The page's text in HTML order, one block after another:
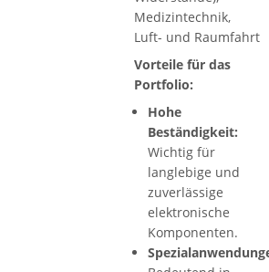
Medizintechnik,
Luft- und Raumfahrt
Vorteile für das
Portfolio:
Hohe
Beständigkeit:
Wichtig für
langlebige und
zuverlässige
elektronische
Komponenten.